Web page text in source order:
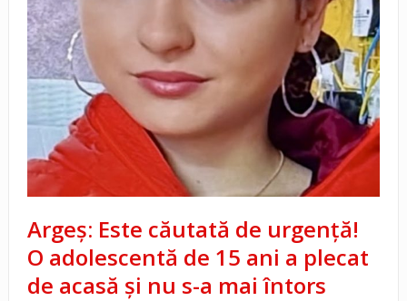
Argeș: Este căutată de urgență!
O adolescentă de 15 ani a plecat
de acasă și nu s-a mai întors